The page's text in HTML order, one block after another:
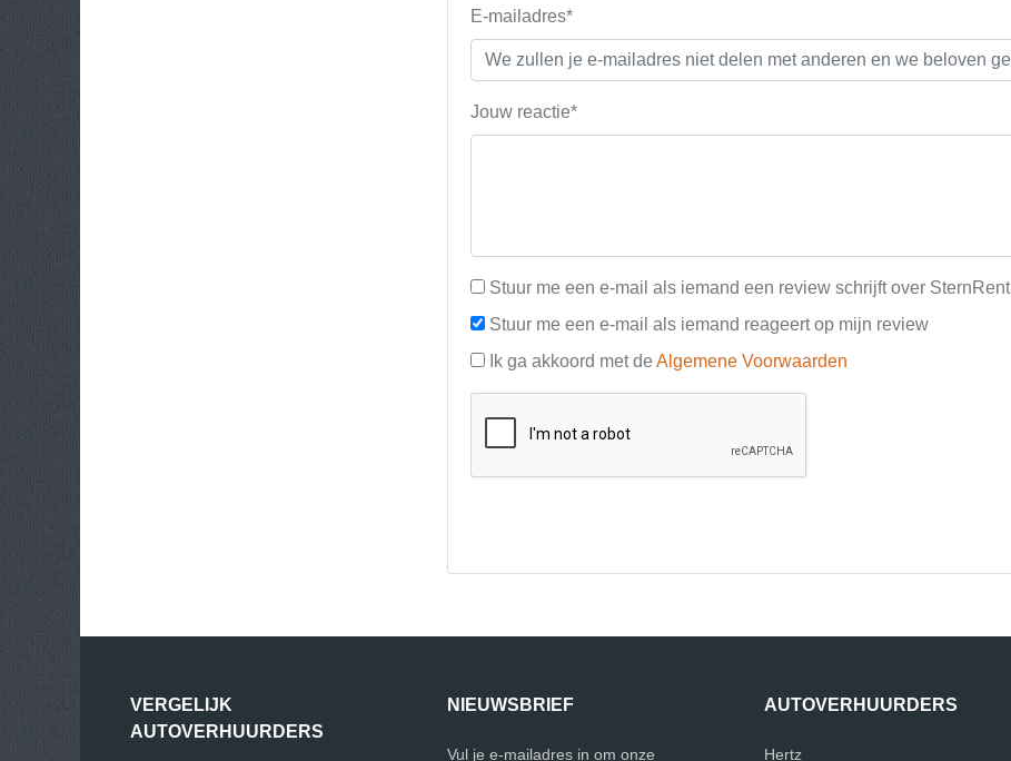
E-mailadres*
Jouw reactie*
Stuur me een e-mail als iemand een review schrijft over SternRent
Stuur me een e-mail als iemand reageert op mijn review
Ik ga akkoord met de Algemene Voorwaarden
VERGELIJK
AUTOVERHUURDERS
NIEUWSBRIEF
Vul je e-mailadres in om onze
AUTOVERHUURDERS
Hertz